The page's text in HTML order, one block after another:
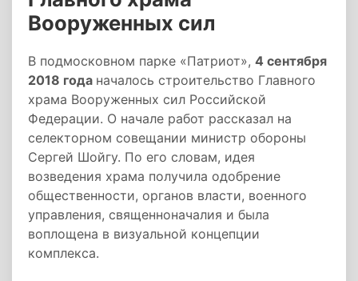
Вооруженных сил
В подмосковном парке «Патриот», 4 сентября
2018 года началось строительство Главного
храма Вооруженных сил Российской
Федерации. О начале работ рассказал на
селекторном совещании министр обороны
Сергей Шойгу. По его словам, идея
возведения храма получила одобрение
общественности, органов власти, военного
управления, священноначалия и была
воплощена в визуальной концепции
комплекса.